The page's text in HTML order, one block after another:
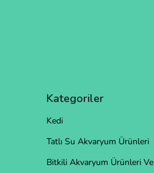
Kategoriler
Kedi
Tatlı Su Akvaryum Ürünleri
Bitkili Akvaryum Ürünleri Ve